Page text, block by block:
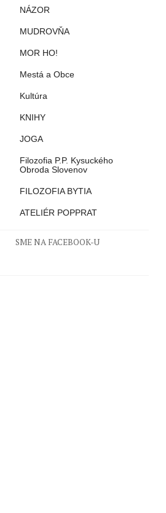
NÁZOR
MUDROVŇA
MOR HO!
Mestá a Obce
Kultúra
KNIHY
JOGA
Filozofia P.P. Kysuckého
Obroda Slovenov
FILOZOFIA BYTIA
ATELIÉR POPPRAT
SME NA FACEBOOK-U